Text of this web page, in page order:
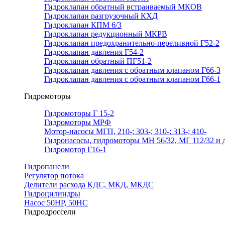
Гидроклапан обратный встраиваемый МКОВ
Гидроклапан разгрузочный КХД
Гидроклапан КПМ 6/3
Гидроклапан редукционный МКРВ
Гидроклапан предохранительно-переливной Г52-2
Гидроклапан давления Г54-2
Гидроклапан обратный ПГ51-2
Гидроклапан давления с обратным клапаном Г66-3
Гидроклапан давления с обратным клапаном Г66-1
Гидромоторы
Гидромоторы Г 15-2
Гидромоторы МРФ
Мотор-насосы МГП, 210-; 303-; 310-; 313-; 410-
Гидронасосы, гидромоторы МН 56/32, МГ 112/32 и
Гидромотор Г16-1
Гидропанели
Регулятор потока
Делители расхода КДС, МКД, МКДС
Гидроцилиндры
Насос 50НР, 50НС
Гидродроссели